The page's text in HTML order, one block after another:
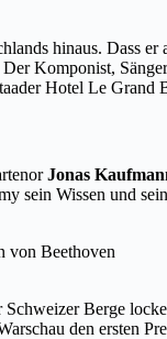
hinaus. Dass er
Komponist,
Hotel Le Grand
Jonas
sein Wissen und
Schweizer Berge
den ersten